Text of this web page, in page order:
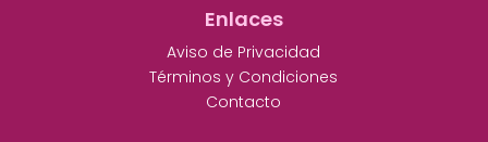
Enlaces
Aviso de Privacidad
Términos y Condiciones
Contacto